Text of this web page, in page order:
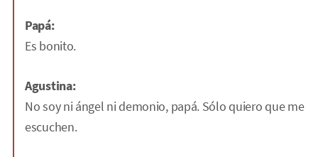
Papá:
Es bonito.
Agustina:
No soy ni ángel ni demonio, papá. Sólo quiero que me
escuchen.